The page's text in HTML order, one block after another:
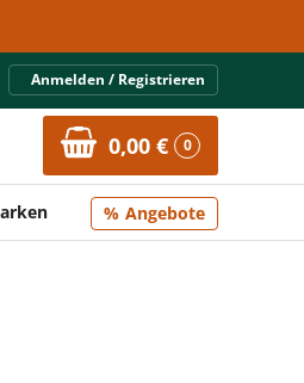
Anmelden / Registrieren
0,00 € 0
Angebote